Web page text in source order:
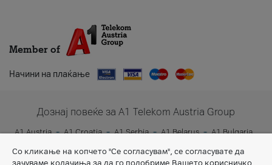
Member of
Начини на плаќање
Дознај повеќе за A1 Telekom Austria Group
A1 Austria A1 Croatia A1 Serbia A1 Belarus
A1 Bulgaria
Со кликање на копчето "Се согласувам", се согласувате да
зачуваме колачиња за да го подобриме Вашето корисничко